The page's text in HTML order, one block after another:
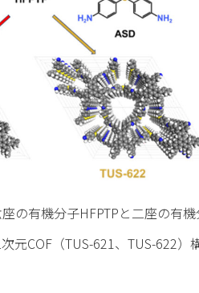
の有機分子HFPTPと二座の有
元COF（TUS-621、TUS-622）